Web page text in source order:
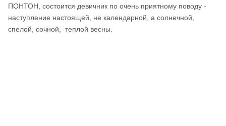
ПОНТОН, состоится девичник по очень приятному поводу -
наступление настоящей, не календарной, а солнечной,
спелой, сочной, теплой весны.